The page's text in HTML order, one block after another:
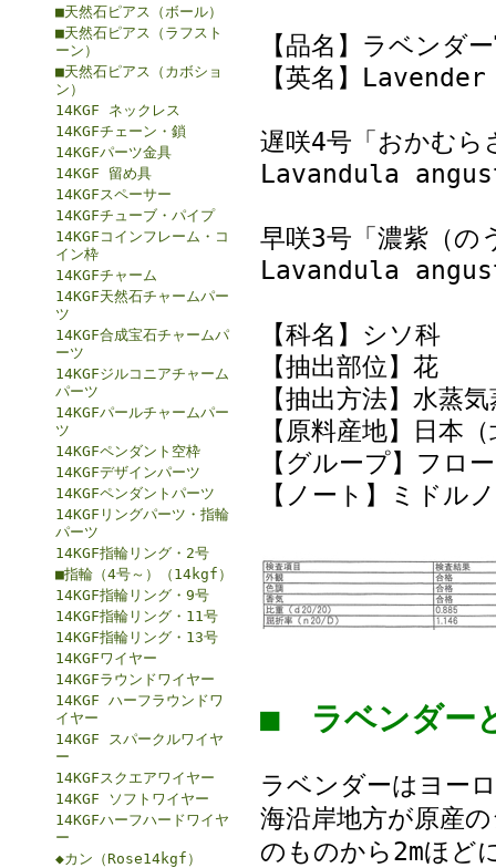
■天然石ピアス（ボール）
■天然石ピアス（ラフスト
ーン）
■天然石ピアス（カボショ
ン）
14KGF ネックレス
14KGFチェーン・鎖
14KGFパーツ金具
14KGF 留め具
14KGFスペーサー
14KGFチューブ・パイプ
14KGFコインフレーム・コ
イン枠
14KGFチャーム
14KGF天然石チャームパー
ツ
14KGF合成宝石チャームパ
ーツ
14KGFジルコニアチャーム
パーツ
14KGFパールチャームパー
ツ
14KGFペンダント空枠
14KGFデザインパーツ
14KGFペンダントパーツ
14KGFリングパーツ・指輪
パーツ
14KGF指輪リング・2号
■指輪（4号～）（14kgf）
14KGF指輪リング・9号
14KGF指輪リング・11号
14KGF指輪リング・13号
14KGFワイヤー
14KGFラウンドワイヤー
14KGF ハーフラウンドワ
イヤー
14KGF スパークルワイヤ
ー
14KGFスクエアワイヤー
14KGF ソフトワイヤー
14KGFハーフハードワイヤ
ー
◆カン（Rose14kgf）
【品名】ラベンダ
【英名】
遅咲4号「おかむら
Lavandula
早咲3号「濃紫（の
Lavandula
【科名】シソ科
【抽出部位】花
【抽出方法】水蒸
【原料産地】日本
【グループ】フロ
【ノート】ミドル
■ ラベンダ
ラベンダーはヨー
海沿岸地方が原産
のものから2mほど